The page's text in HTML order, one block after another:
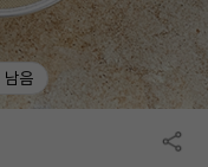
남음